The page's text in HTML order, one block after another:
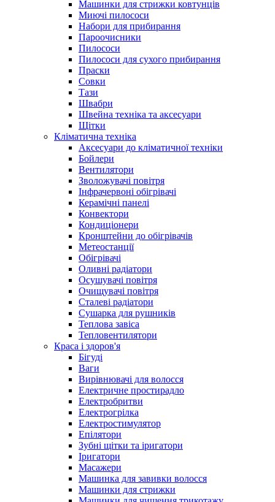
Машинки для стрижки ковтунців
Миючі пилососи
Набори для прибирання
Пароочисники
Пилососи
Пилососи для сухого прибирання
Праски
Совки
Тази
Швабри
Швейна техніка та аксесуари
Щітки
Кліматична техніка
Аксесуари до кліматичної техніки
Бойлери
Вентилятори
Зволожувачі повітря
Інфрачервоні обігрівачі
Керамічні панелі
Конвектори
Кондиціонери
Кронштейни до обігрівачів
Метеостанції
Обігрівачі
Оливні радіатори
Осушувачі повітря
Очищувачі повітря
Сталеві радіатори
Сушарка для рушників
Теплова завіса
Тепловентилятори
Краса і здоров'я
Бігуді
Ваги
Вирівнювачі для волосся
Електричне простирадло
Електробритви
Електрогрілка
Електростимулятор
Епілятори
Зубні щітки та іригатори
Іригатори
Масажери
Машинка для завивки волосся
Машинки для стрижки